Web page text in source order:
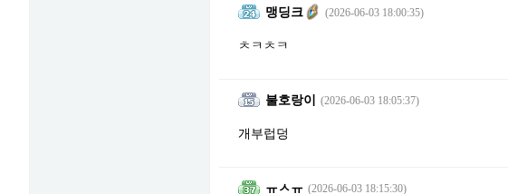
맹딩크 (2026-06-03 18:00:35)
ㅊㅋㅊㅋ
불호랑이 (2026-06-03 18:05:37)
개부럽덩
ㅠㅅㅠ (2026-06-03 18:15:30)